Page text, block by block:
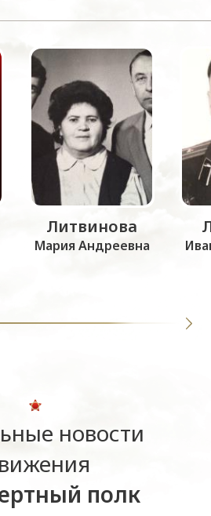
Литвинова
Мария Андреевна
новости
полк